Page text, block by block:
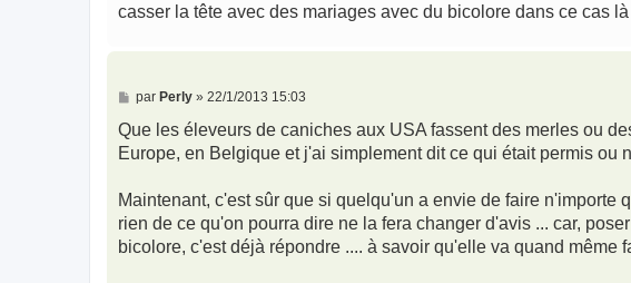
casser la tête avec des mariages avec du bicolore dans ce cas là
M
s
a
e
par Perly» 22/1/2013 15:03
Que les éleveurs de caniches aux USA fassent des merles ou
Europe, en Belgique et j'ai simplement dit ce qui était permis ou
Maintenant, c'est sûr que si quelqu'un a envie de faire n'importe
rien de ce qu'on pourra dire ne la fera changer d'avis ... car,
bicolore, c'est déjà répondre .... à savoir qu'elle va quand même